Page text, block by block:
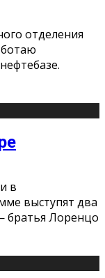
отделения
в
выступят два
братья Лоренцо